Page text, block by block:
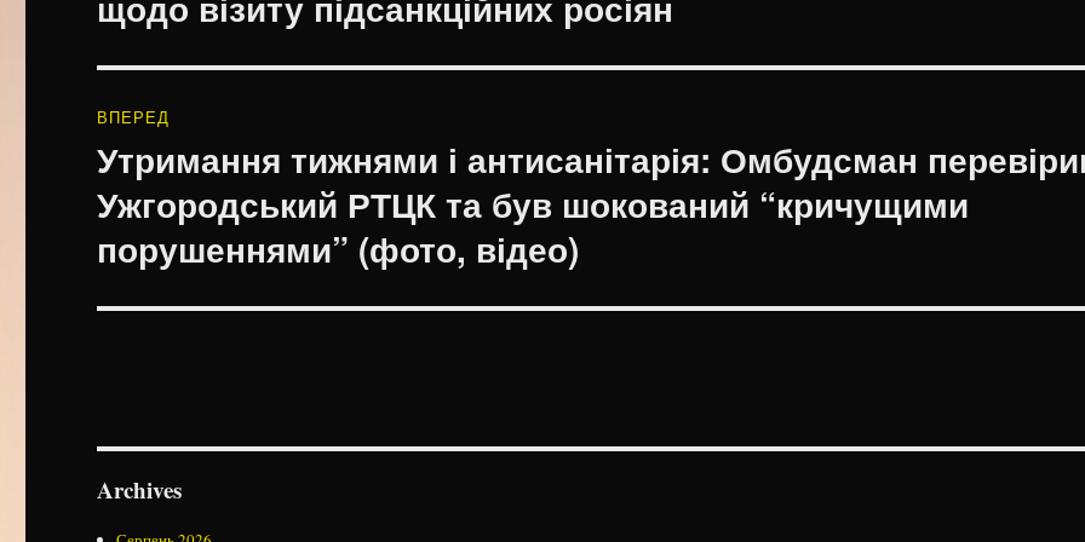
ВПЕРЕД
Наступний
запис:
Утримання тижнями і антисанітарія: Омбудсман
Ужгородський РТЦК та був шокований “кричущими
порушеннями” (фото, відео)
Archives